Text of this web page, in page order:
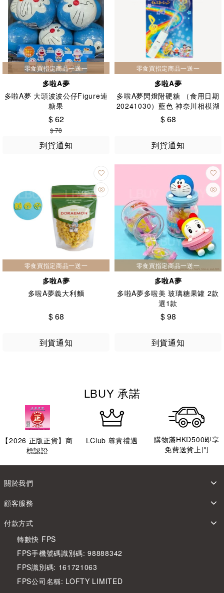
零食買指定商品一送一
多啦A夢
多啦A夢 大頭波波公仔Figure連
糖果
$ 62
$ 78
到貨通知
零食買指定商品一送一
多啦A夢
多啦A夢閃燈附硬糖 （食用日期
20241030）藍色 神奈川相模湖
直送
$ 68
到貨通知
零食買指定商品一送一
多啦A夢
多啦A夢義大利麵
$ 68
到貨通知
零食買指定商品一送一
多啦A夢
多啦A夢多啦美 玻璃糖果罐 2款
選1款
$ 98
到貨通知
LBUY 承諾
【2026 正版正貨】商
標認證
LClub 尊貴禮遇
購物滿HKD500即享
免費送貨上門
關於我們
顧客服務
付款方式
轉數快 FPS
FPS手機號碼識別碼: 98888342
FPS識別碼: 161721063
FPS公司名稱: LOFTY LIMITED